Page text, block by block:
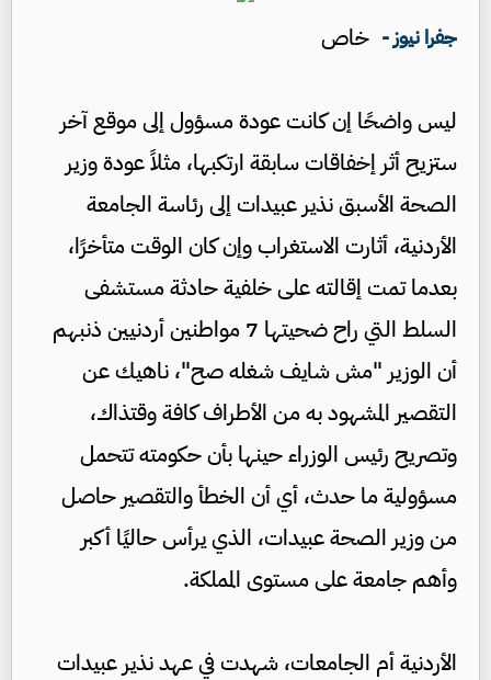
جفرا نيوز - خاص
ليس واضحًا إن كانت عودة مسؤول إلى موقع آخر
ستزيح أثر إخفاقات سابقة ارتكبها، مثلاً عودة وزير
الصحة الأسبق نذير عبيدات إلى رئاسة الجامعة
الأردنية، أثارت الاستغراب وإن كان الوقت متأخرًا،
بعدما تمت إقالته على خلفية حادثة مستشفى
السلط التي راح ضحيتها 7 مواطنين أردنيين ذنبهم
أن الوزير "مش شايف شغله صح"، ناهيك عن
التقصير المشهود به من الأطراف كافة وقتذاك،
وتصريح رئيس الوزراء حينها بأن حكومته تتحمل
مسؤولية ما حدث، أي أن الخطأ والتقصير حاصل
من وزير الصحة عبيدات، الذي يرأس حاليًا أكبر
وأهم جامعة على مستوى المملكة.
الأردنية أم الجامعات، شهدت في عهد نذير عبيدات